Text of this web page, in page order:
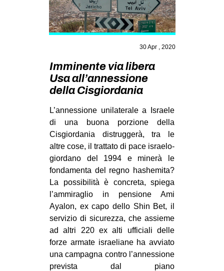
GAZA FREESTYLE
CSOA LAMBRETTA
STUDENTI TSUNAMI
ZAM
MOBILITAZIONI
SPAZI
SPORT POPOLARE
MOVIMENTI
AMBIENTE
ANTIFASCISMO
DIRITTO ALL’ABITARE
GENERI
MIGRAZIONI
30 Apr , 2020
Imminente via libera
Usa all’annessione
della Cisgiordania
L’annessione unilaterale a Israele
di una buona porzione della
Cisgiordania distruggerà, tra le
altre cose, il trattato di pace israelo-
giordano del 1994 e minerà le
fondamenta del regno hashemita?
La possibilità è concreta, spiega
l’ammiraglio in pensione Ami
Ayalon, ex capo dello Shin Bet, il
servizio di sicurezza, che assieme
ad altri 220 ex alti ufficiali delle
forze armate israeliane ha avviato
una campagna contro l’annessione
prevista dal piano